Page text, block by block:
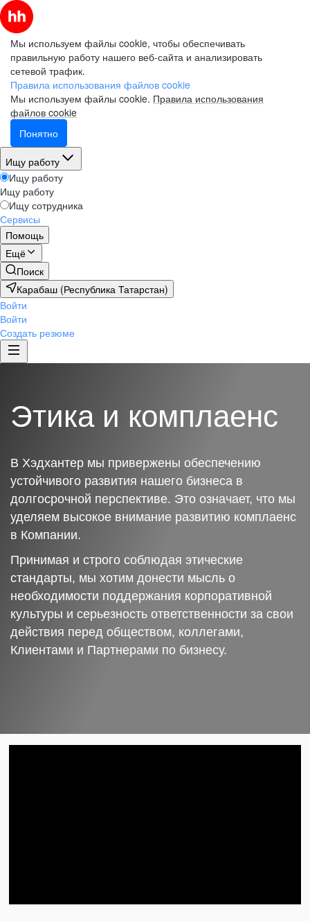
Мы используем файлы cookie, чтобы обеспечивать
правильную работу нашего веб-сайта и анализировать
сетевой трафик.
Правила использования файлов cookie
Мы используем файлы cookie. Правила использования
файлов cookie
Понятно
Ищу работу
Ищу работу
Ищу работу
Ищу сотрудника
Сервисы
Помощь
Ещё
Поиск
Карабаш (Республика Татарстан)
Войти
Войти
Создать резюме
Этика и комплаенс
В Хэдхантер мы привержены обеспечению
устойчивого развития нашего бизнеса в
долгосрочной перспективе. Это означает, что мы
уделяем высокое внимание развитию комплаенс
в Компании.
Принимая и строго соблюдая этические
стандарты, мы хотим донести мысль о
необходимости поддержания корпоративной
культуры и серьезность ответственности за свои
действия перед обществом, коллегами,
Клиентами и Партнерами по бизнесу.